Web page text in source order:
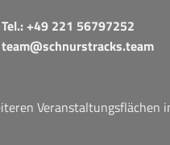
Tel.:+49 221 56797252
team@schnurstracks.team
Veranstaltungsflächen